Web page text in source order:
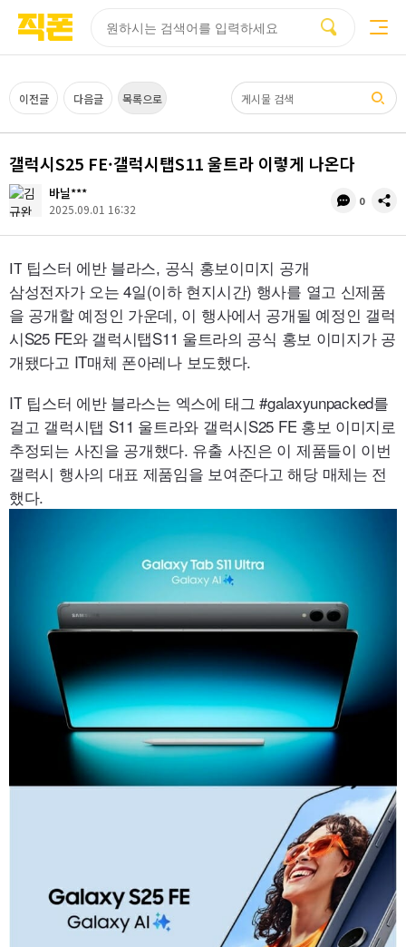
이전글 다음글 목록으로
갤럭시S25 FE·갤럭시탭S11 울트라 이렇게 나온다
바닐***
2025.09.01 16:32
댓
수
0
공
IT 팁스터 에반 블라스, 공식 홍보이미지 공개
삼성전자가 오는 4일(이하 현지시간) 행사를 열고 신제품
을 공개할 예정인 가운데, 이 행사에서 공개될 예정인 갤럭
시S25 FE와 갤럭시탭S11 울트라의 공식 홍보 이미지가 공
개됐다고 IT매체 폰아레나 보도했다.
IT 팁스터 에반 블라스는 엑스에 태그 #galaxyunpacked를
걸고 갤럭시탭 S11 울트라와 갤럭시S25 FE 홍보 이미지로
추정되는 사진을 공개했다. 유출 사진은 이 제품들이 이번
갤럭시 행사의 대표 제품임을 보여준다고 해당 매체는 전
했다.
페이지
페이지
페이지
페이지